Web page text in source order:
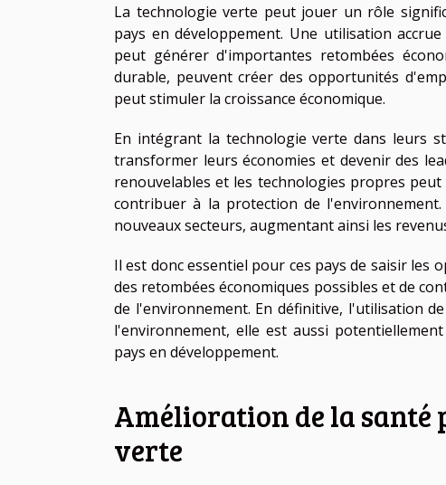
La technologie verte peut jouer un rôle
pays en développement. Une utilisation
peut générer d'importantes retombées
durable, peuvent créer des opportunités
peut stimuler la croissance économique.
En intégrant la technologie verte dans leurs
transformer leurs économies et devenir des
renouvelables et les technologies propres
contribuer à la protection de
nouveaux secteurs, augmentant ainsi les
Il est donc essentiel pour ces pays de saisir
des retombées économiques possibles et de
de l'environnement. En définitive, l'utilisation
l'environnement, elle est aussi
pays en développement.
Amélioration de la santé
verte